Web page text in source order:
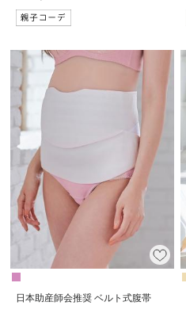
日本助産師会推奨 ベルト式腹帯